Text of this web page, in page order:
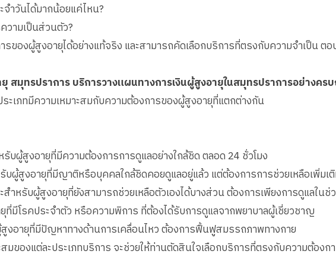
ำวันได้มากน้อยแค่ไหน?
ามเป็นส่วนตัว?
รของผู้สูงอายุได้อย่างแท้จริง และสามารถคัดเลือกบริการที่ตรงกับความจำเป็น ต
สมุทรปราการ บริการวางแผนทางการเงินผู้สูงอายุในสมุทรปราการอย่างคร
ะเภทมีความเหมาะสมกับความต้องการของผู้สูงอายุที่แตกต่างกัน
บผู้สูงอายุที่มีความต้องการการดูแลอย่างใกล้ชิด ตลอด 24 ชั่วโมง
ผู้สูงอายุที่มีญาติหรือบุคคลใกล้ชิดคอยดูแลอยู่แล้ว แต่ต้องการการช่วยเหลือเพิ่มเติ
ำหรับผู้สูงอายุที่ยังสามารถช่วยเหลือตัวเองได้บางส่วน ต้องการเพียงการดูแลในช่
ที่มีโรคประจำตัว หรือความพิการ ที่ต้องได้รับการดูแลจากพยาบาลผู้เชี่ยวชาญ
งอายุที่มีปัญหาทางด้านการเคลื่อนไหว ต้องการฟื้นฟูสมรรถภาพทางกาย
มของแต่ละประเภทบริการ จะช่วยให้ท่านตัดสินใจเลือกบริการที่ตรงกับความต้อง